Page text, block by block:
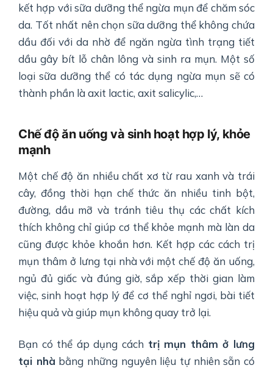
kết hợp với sữa dưỡng thể ngừa mụn để chăm sóc
da. Tốt nhất nên chọn sữa dưỡng thể không chứa
dầu đối với da nhờ để ngăn ngừa tình trạng tiết
dầu gây bít lỗ chân lông và sinh ra mụn. Một số
loại sữa dưỡng thể có tác dụng ngừa mụn sẽ có
thành phần là axit lactic, axit salicylic,…
Chế độ ăn uống và sinh hoạt hợp lý, khỏe
mạnh
Một chế độ ăn nhiều chất xơ từ rau xanh và trái
cây, đồng thời hạn chế thức ăn nhiều tinh bột,
đường, dầu mỡ và tránh tiêu thụ các chất kích
thích không chỉ giúp cơ thể khỏe mạnh mà làn da
cũng được khỏe khoắn hơn. Kết hợp các cách trị
mụn thâm ở lưng tại nhà với một chế độ ăn uống,
ngủ đủ giấc và đúng giờ, sắp xếp thời gian làm
việc, sinh hoạt hợp lý để cơ thể nghỉ ngơi, bài tiết
hiệu quả và giúp mụn không quay trở lại.
Bạn có thể áp dụng cách trị mụn thâm ở lưng
tại nhà bằng những nguyên liệu tự nhiên sẵn có